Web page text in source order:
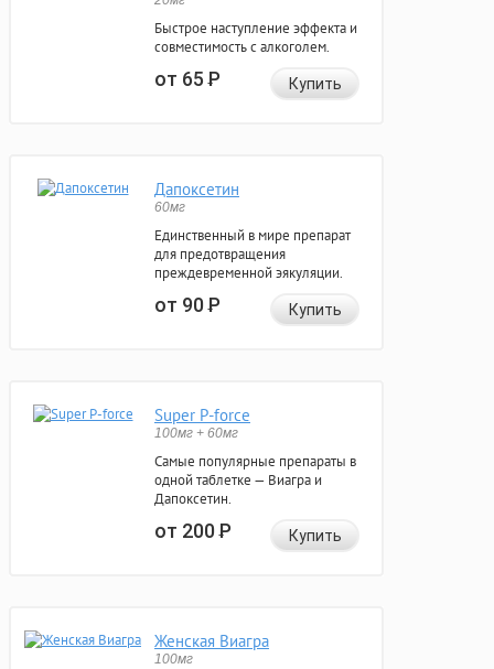
Быстрое наступление эффекта и
совместимость с алкоголем.
от 65Р Купить
Дапоксетин
60мг
Единственный в мире препарат
для предотвращения
преждевременной эякуляции.
от 90Р Купить
Super P-force
100мг + 60мг
Самые популярные препараты в
одной таблетке — Виагра и
Дапоксетин.
от 200Р Купить
Женская Виагра
100мг